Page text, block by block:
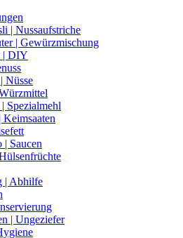
| Nussaufstriche
| Gewürzmischung
| DIY
Nüsse
Spezialmehl
Keimsaaten
| Saucen
| Abhilfe
| Ungeziefer